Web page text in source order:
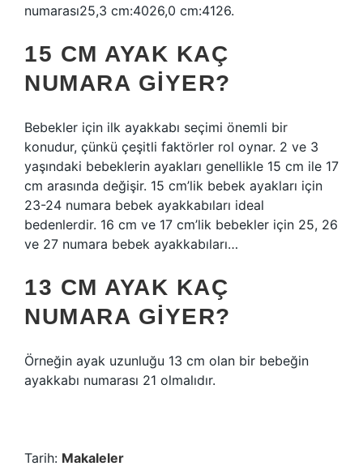
numarası25,3 cm:4026,0 cm:4126.
15 CM AYAK KAÇ
NUMARA GIYER?
Bebekler için ilk ayakkabı seçimi önemli bir
konudur, çünkü çeşitli faktörler rol oynar. 2 ve 3
yaşındaki bebeklerin ayakları genellikle 15 cm ile 17
cm arasında değişir. 15 cm’lik bebek ayakları için
23-24 numara bebek ayakkabıları ideal
bedenlerdir. 16 cm ve 17 cm’lik bebekler için 25, 26
ve 27 numara bebek ayakkabıları…
13 CM AYAK KAÇ
NUMARA GIYER?
Örneğin ayak uzunluğu 13 cm olan bir bebeğin
ayakkabı numarası 21 olmalıdır.
Tarih: Makaleler